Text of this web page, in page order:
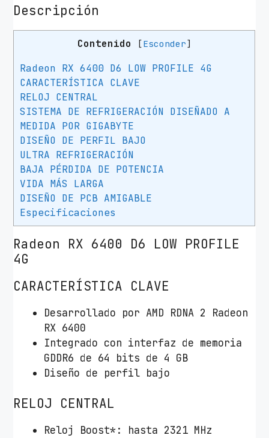
Descripción
Contenido [Esconder]
Radeon RX 6400 D6 LOW PROFILE 4G
CARACTERÍSTICA CLAVE
RELOJ CENTRAL
SISTEMA DE REFRIGERACIÓN DISEÑADO A
MEDIDA POR GIGABYTE
DISEÑO DE PERFIL BAJO
ULTRA REFRIGERACIÓN
BAJA PÉRDIDA DE POTENCIA
VIDA MÁS LARGA
DISEÑO DE PCB AMIGABLE
Especificaciones
Radeon RX 6400 D6 LOW PROFILE
4G
CARACTERÍSTICA CLAVE
Desarrollado por AMD RDNA 2 Radeon
RX 6400
Integrado con interfaz de memoria
GDDR6 de 64 bits de 4 GB
Diseño de perfil bajo
RELOJ CENTRAL
Reloj Boost*: hasta 2321 MHz